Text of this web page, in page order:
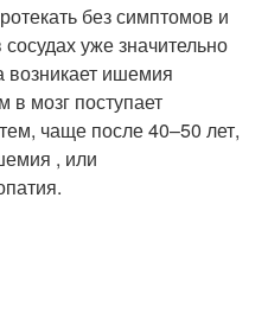
без симптомов и
уже значительно
возникает ишемия
в мозг поступает
чаще после 40–50 лет,
, или